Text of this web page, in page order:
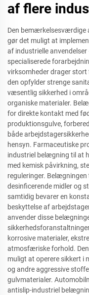
af flere
Den bemærkelsesværdige
gør det muligt at
af industrielle
specialiserede
virksomheder drager
den opfylder strenge
væsentlig sikkerhed i
organiske materialer.
for direkte kontakt med
produktionsgulve,
både
hensyn. Farmaceutiske
industriel belægning til at
med kemisk påvirkning,
reguleringer.
desinficerende midler og
samtidig bevarer en
beskyttelse af
anvender disse
korrosive materialer,
atmosfæriske forhold.
muligt at operere sikkert i
og andre aggressive
gulvmaterialer.
antislip-industriel